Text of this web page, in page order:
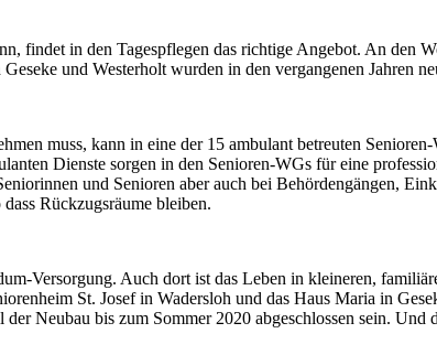
findet in den Tagespflegen das richtige Angebot. An den
und Westerholt wurden in den vergangenen Jahren
muss, kann in eine der 15 ambulant betreuten
Dienste sorgen in den Senioren-WGs für eine
und Senioren aber auch bei Behördengängen,
Rückzugsräume bleiben.
Versorgung. Auch dort ist das Leben in kleineren,
St. Josef in Wadersloh und das Haus Maria in
Neubau bis zum Sommer 2020 abgeschlossen sein.